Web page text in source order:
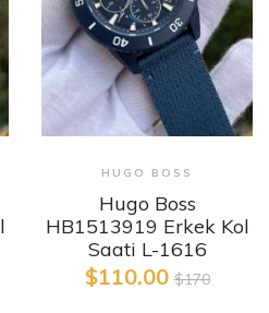
HUGO BOSS
Hugo Boss
HB1513919 Erkek Kol
Saati L-1616
$110.00$170